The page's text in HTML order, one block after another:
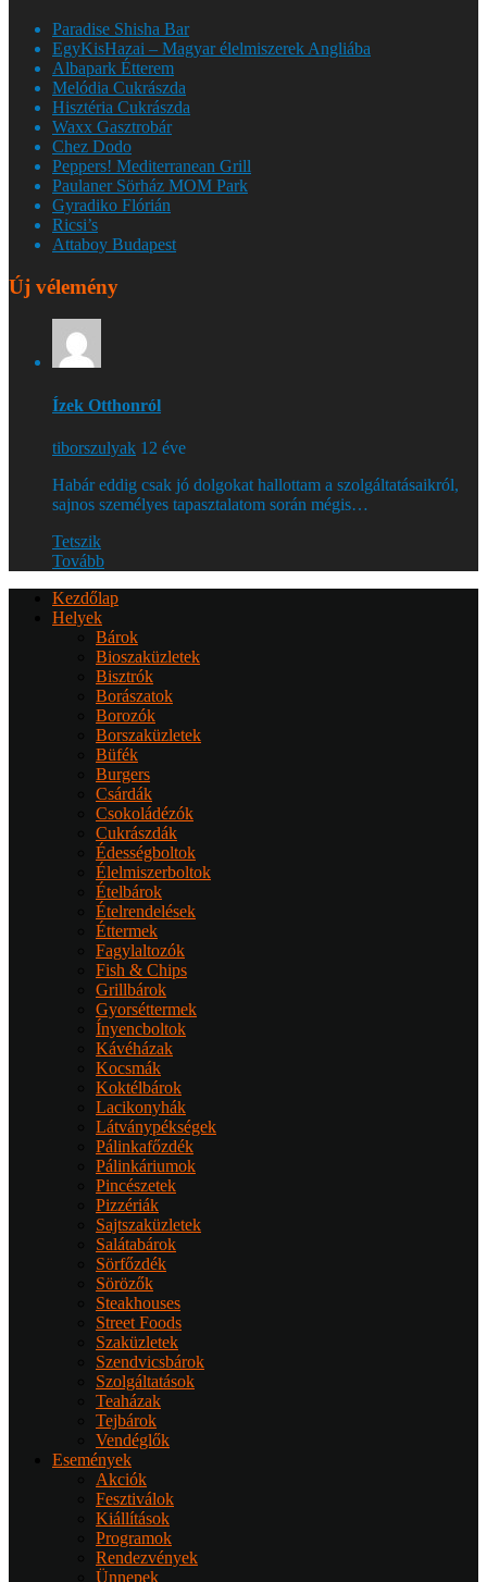
Paradise Shisha Bar
EgyKisHazai – Magyar élelmiszerek Angliába
Albapark Étterem
Melódia Cukrászda
Hisztéria Cukrászda
Waxx Gasztrobár
Chez Dodo
Peppers! Mediterranean Grill
Paulaner Sörház MOM Park
Gyradiko Flórián
Ricsi’s
Attaboy Budapest
Új vélemény
Ízek Otthonról
tiborszulyak 12 éve
Habár eddig csak jó dolgokat hallottam a szolgáltatásaikról,
sajnos személyes tapasztalatom során mégis…
Tetszik
Tovább
Kezdőlap
Helyek
Bárok
Bioszaküzletek
Bisztrók
Borászatok
Borozók
Borszaküzletek
Büfék
Burgers
Csárdák
Csokoládézók
Cukrászdák
Édességboltok
Élelmiszerboltok
Ételbárok
Ételrendelések
Éttermek
Fagylaltozók
Fish & Chips
Grillbárok
Gyorséttermek
Ínyencboltok
Kávéházak
Kocsmák
Koktélbárok
Lacikonyhák
Látványpékségek
Pálinkafőzdék
Pálinkáriumok
Pincészetek
Pizzériák
Sajtszaküzletek
Salátabárok
Sörfőzdék
Sörözők
Steakhouses
Street Foods
Szaküzletek
Szendvicsbárok
Szolgáltatások
Teaházak
Tejbárok
Vendéglők
Események
Akciók
Fesztiválok
Kiállítások
Programok
Rendezvények
Ünnepek